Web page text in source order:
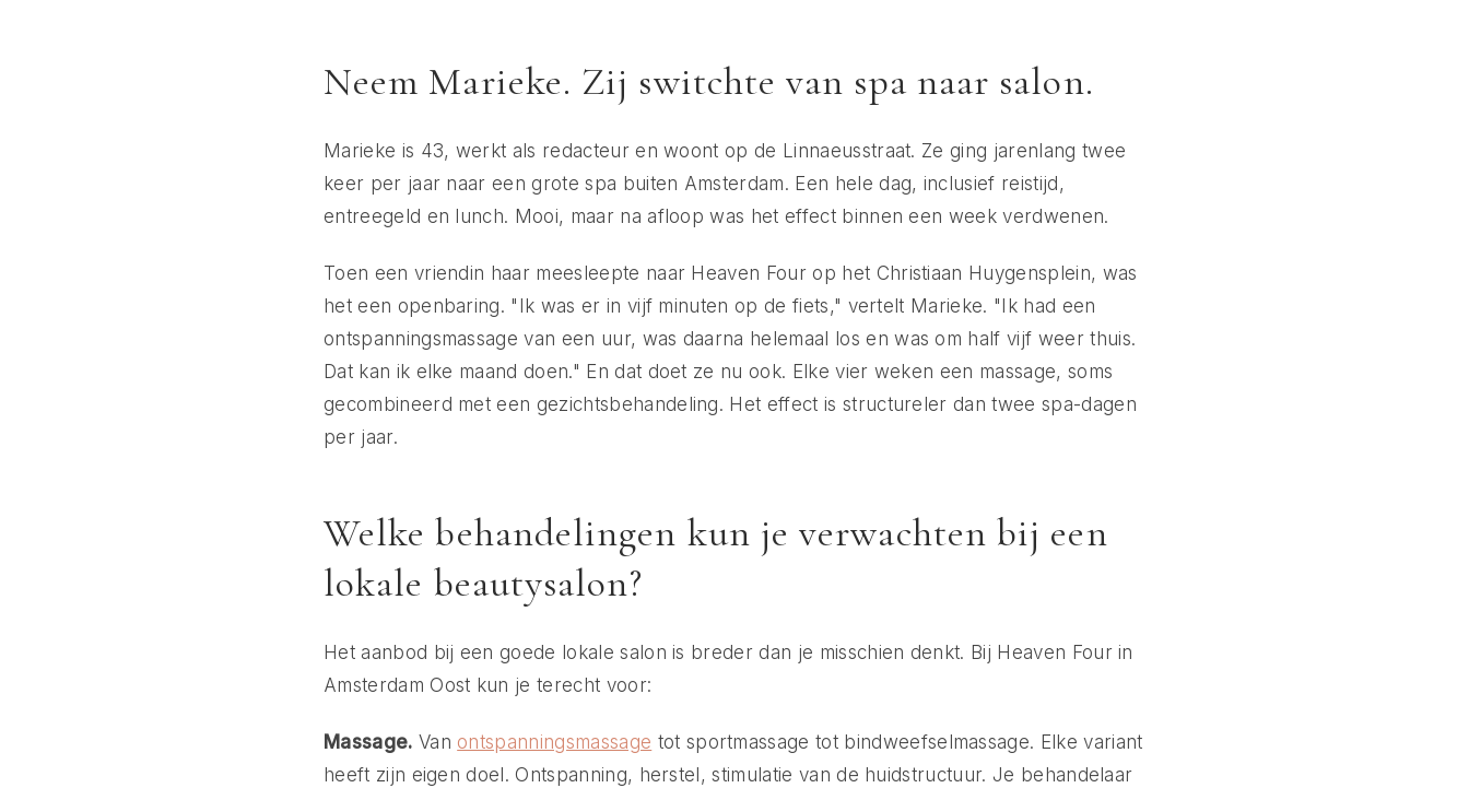
Neem Marieke. Zij switchte van spa naar salon.
Marieke is 43, werkt als redacteur en woont op de Linnaeusstraat. Ze ging jarenlang twee
keer per jaar naar een grote spa buiten Amsterdam. Een hele dag, inclusief reistijd,
entreegeld en lunch. Mooi, maar na afloop was het effect binnen een week verdwenen.
Toen een vriendin haar meesleepte naar Heaven Four op het Christiaan Huygensplein, was
het een openbaring. "Ik was er in vijf minuten op de fiets," vertelt Marieke. "Ik had een
ontspanningsmassage van een uur, was daarna helemaal los en was om half vijf weer thuis.
Dat kan ik elke maand doen." En dat doet ze nu ook. Elke vier weken een massage, soms
gecombineerd met een gezichtsbehandeling. Het effect is structureler dan twee spa-dagen
per jaar.
Welke behandelingen kun je verwachten bij een
lokale beautysalon?
Het aanbod bij een goede lokale salon is breder dan je misschien denkt. Bij Heaven Four in
Amsterdam Oost kun je terecht voor:
Massage. Van ontspanningsmassage tot sportmassage tot bindweefselmassage. Elke variant
heeft zijn eigen doel. Ontspanning, herstel, stimulatie van de huidstructuur. Je behandelaar